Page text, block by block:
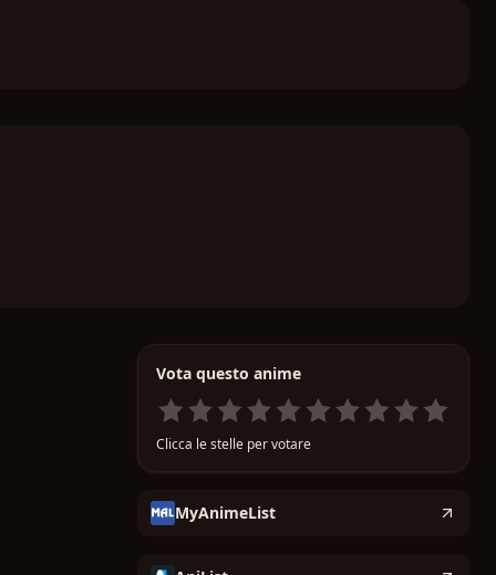
Vota questo anime
Clicca le stelle per votare
MyAnimeList